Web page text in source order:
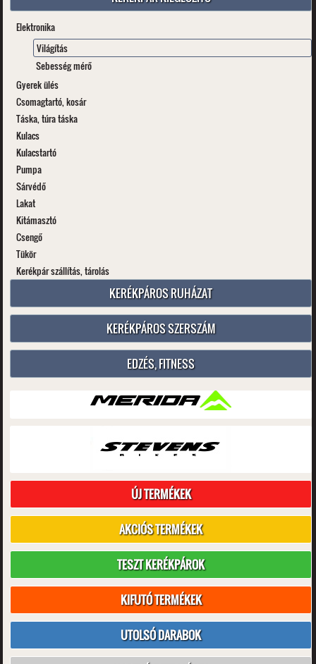
Elektronika
Világítás
Sebesség mérő
Gyerek ülés
Csomagtartó, kosár
Táska, túra táska
Kulacs
Kulacstartó
Pumpa
Sárvédő
Lakat
Kitámasztó
Csengő
Tükör
Kerékpár szállítás, tárolás
KERÉKPÁROS RUHÁZAT
KERÉKPÁROS SZERSZÁM
EDZÉS, FITNESS
ÚJ TERMÉKEK
AKCIÓS TERMÉKEK
TESZT KERÉKPÁROK
KIFUTÓ TERMÉKEK
UTOLSÓ DARABOK